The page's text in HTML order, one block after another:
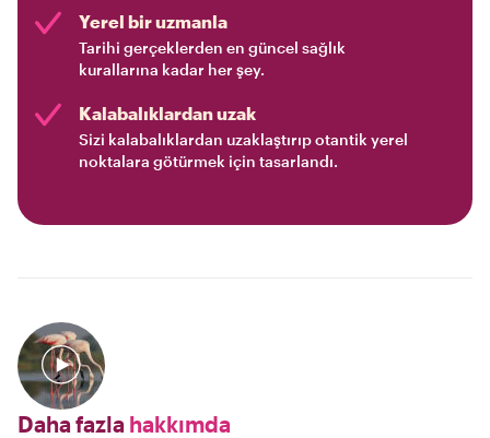
Yerel bir uzmanla
Tarihi gerçeklerden en güncel sağlık
kurallarına kadar her şey.
Kalabalıklardan uzak
Sizi kalabalıklardan uzaklaştırıp otantik yerel
noktalara götürmek için tasarlandı.
Daha fazla hakkımda